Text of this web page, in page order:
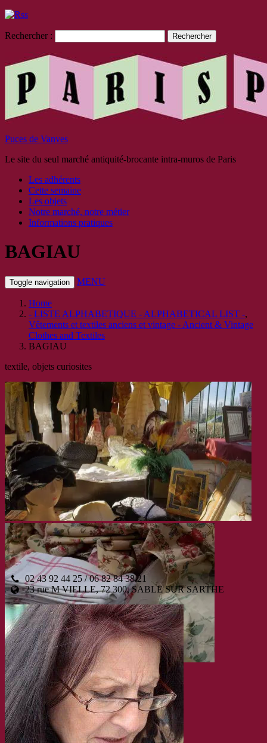
Rechercher :
Puces de Vanves
Le site du seul marché antiquité-brocante intra-muros de Paris
Les adhérents
Cette semaine
Les objets
Notre marché, notre métier
Informations pratiques
BAGIAU
Toggle navigation MENU
Home
- LISTE ALPHABETIQUE - ALPHABETICAL LIST -,
Vêtements et textiles anciens et vintage - Ancient & Vintage
Clothes and Textiles
BAGIAU
textile, objets curiosites
Un des plus beaux stand des puces de vanves
beaucoup de rafinement
02 43 92 44 25 / 06 82 84 38 21
23 rue M VIELLE, 72 300, SABLE SUR SARTHE